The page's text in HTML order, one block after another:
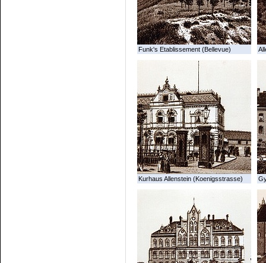
Funk's Etablissement (Bellevue)
Kurhaus Allenstein (Koenigsstrasse)